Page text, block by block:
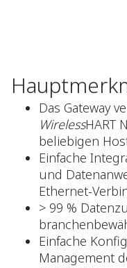
Das Gateway
WirelessHART
beliebigen
Einfache
und
Ethernet-
> 99 %
Einfache
Management